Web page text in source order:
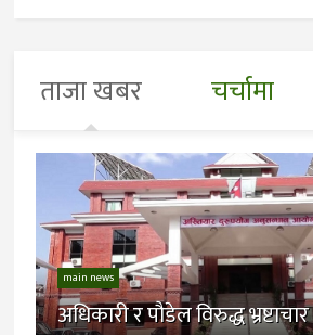
ताजा खबर चर्चामा
main news
अधिकारी र पौडेल विरुद्ध